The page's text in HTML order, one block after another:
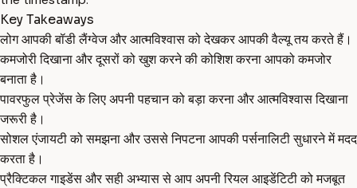
Key Takeaways
लोग आपकी बॉडी लैंग्वेज और आत्मविश्वास को देखकर आपकी वैल्यू तय करते हैं।
कमजोरी दिखाना और दूसरों को खुश करने की कोशिश करना आपको कमजोर
बनाता है।
पावरफुल प्रेजेंस के लिए अपनी पहचान को बड़ा करना और आत्मविश्वास दिखाना
जरूरी है।
सोशल एंजायटी को समझना और उससे निपटना आपकी पर्सनालिटी सुधारने में मदद
करता है।
प्रैक्टिकल गाइडेंस और सही अभ्यास से आप अपनी रियल आइडेंटिटी को मजबूत